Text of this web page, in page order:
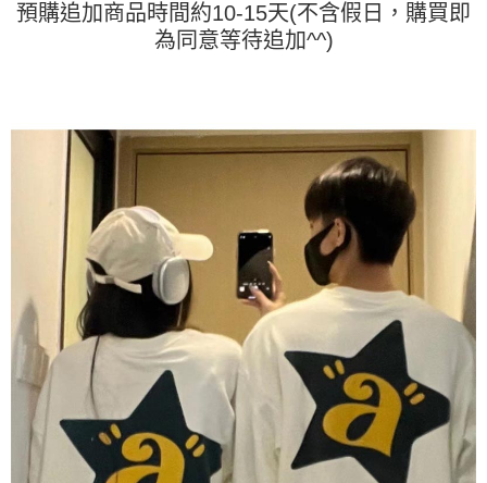
「AFTEE先享後付」，若未經同意申辦者引起之損失，本公司不負相關責
任。
４．使用「AFTEE先享後付」時，將依據個別帳號之用戶狀況，依本公司即
預購追加商品時間約10-15天(不含假日，購買即
為同意等待追加^^)